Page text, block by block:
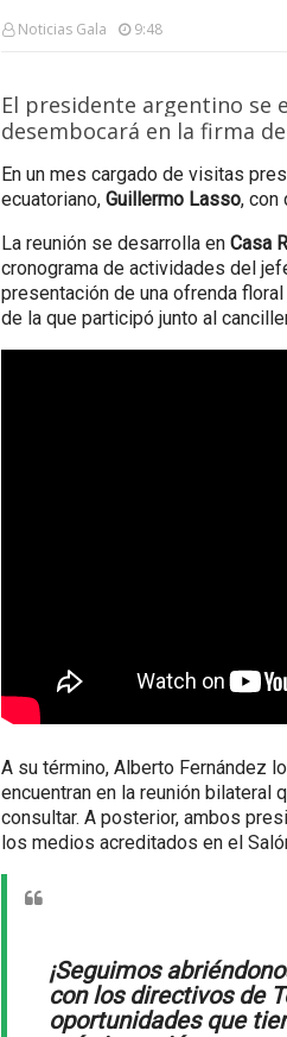
Noticias Gala 9:48
El presidente argentino se
desembocará en la firma
En un mes cargado de visitas
ecuatoriano, Guillermo Lasso, con
La reunión se desarrolla en Casa
cronograma de actividades del
presentación de una ofrenda
de la que participó junto al
A su término, Alberto Fernández
encuentran en la reunión bilateral
consultar. A posterior, ambos
los medios acreditados en el
¡Seguimos
con los directivos de
oportunidades que